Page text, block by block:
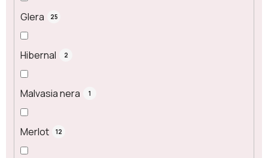
Glera 25
Hibernal 2
Malvasia nera 1
Merlot 12